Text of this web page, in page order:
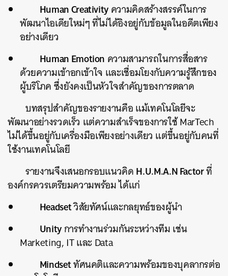
Human Creativityความคิดสร้างสรรค์ในการ
พัฒนาไอเดียใหม่ๆ ที่ไม่ได้อิงอยู่กับข้อมูลในอดีตเพียง
อย่างเดียว
Human Emotion ความสามารถในการสื่อสาร
ด้วยความเข้าอกเข้าใจ และเชื่อมโยงกับความรู้สึกของ
ผู้บริโภค ซึ่งยังคงเป็นหัวใจสำคัญของการตลาด
บทสรุปสำคัญของรายงานคือ แม้เทคโนโลยีจะ
พัฒนาอย่างรวดเร็ว แต่ความสำเร็จของการใช้ MarTech
ไม่ได้ขึ้นอยู่กับเครื่องมือเพียงอย่างเดียว แต่ขึ้นอยู่กับคนที่
ใช้งานเทคโนโลยี
รายงานจึงเสนอกรอบแนวคิดH.U.M.A.N Factorที่
องค์กรควรเตรียมความพร้อม ได้แก่
Headsetวิสัยทัศน์และกลยุทธ์ของผู้นำ
Unityการทำงานร่วมกันระหว่างทีม เช่น
Marketing, IT และ Data
Mindsetทัศนคติและความพร้อมของบุคลากรต่อ